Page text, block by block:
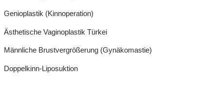
Genioplastik (Kinnoperation)
Ästhetische Vaginoplastik Türkei
Männliche Brustvergrößerung (Gynäkomastie)
Doppelkinn-Liposuktion